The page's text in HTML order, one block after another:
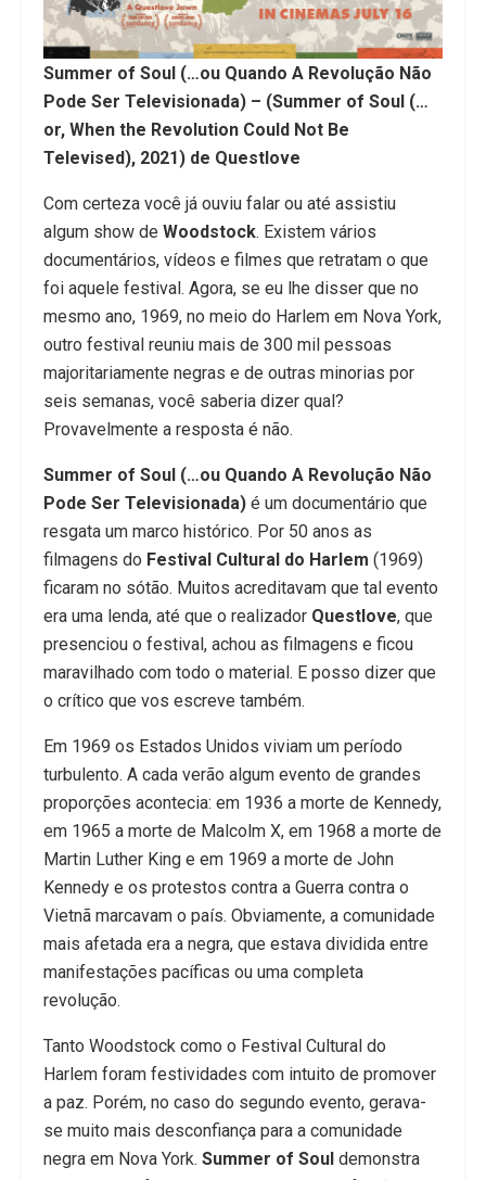
Summer of Soul (…ou Quando A Revolução Não
Pode Ser Televisionada) – (Summer of Soul (…
or, When the Revolution Could Not Be
Televised), 2021) de Questlove
Com certeza você já ouviu falar ou até assistiu
algum show de Woodstock. Existem vários
documentários, vídeos e filmes que retratam o que
foi aquele festival. Agora, se eu lhe disser que no
mesmo ano, 1969, no meio do Harlem em Nova York,
outro festival reuniu mais de 300 mil pessoas
majoritariamente negras e de outras minorias por
seis semanas, você saberia dizer qual?
Provavelmente a resposta é não.
Summer of Soul (…ou Quando A Revolução Não
Pode Ser Televisionada) é um documentário que
resgata um marco histórico. Por 50 anos as
filmagens do Festival Cultural do Harlem (1969)
ficaram no sótão. Muitos acreditavam que tal evento
era uma lenda, até que o realizador Questlove, que
presenciou o festival, achou as filmagens e ficou
maravilhado com todo o material. E posso dizer que
o crítico que vos escreve também.
Em 1969 os Estados Unidos viviam um período
turbulento. A cada verão algum evento de grandes
proporções acontecia: em 1936 a morte de Kennedy,
em 1965 a morte de Malcolm X, em 1968 a morte de
Martin Luther King e em 1969 a morte de John
Kennedy e os protestos contra a Guerra contra o
Vietnã marcavam o país. Obviamente, a comunidade
mais afetada era a negra, que estava dividida entre
manifestações pacíficas ou uma completa
revolução.
Tanto Woodstock como o Festival Cultural do
Harlem foram festividades com intuito de promover
a paz. Porém, no caso do segundo evento, gerava-
se muito mais desconfiança para a comunidade
negra em Nova York. Summer of Soul demonstra